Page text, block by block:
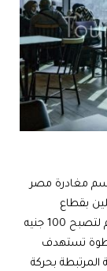
مغادرة مصر
بقطاع
السياحة، بعد اتجاه الحكومة إلى توحيد قيمة الرسم لتصبح 100 جنيه
خطوة تستهدف
المرتبطة بحركة